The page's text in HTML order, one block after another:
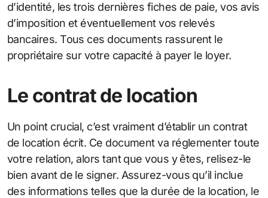
d’identité, les trois dernières fiches de paie, vos avis
d’imposition et éventuellement vos relevés
bancaires. Tous ces documents rassurent le
propriétaire sur votre capacité à payer le loyer.
Le contrat de location
Un point crucial, c’est vraiment d’établir un contrat
de location écrit. Ce document va réglementer toute
votre relation, alors tant que vous y êtes, relisez-le
bien avant de le signer. Assurez-vous qu’il inclue
des informations telles que la durée de la location, le